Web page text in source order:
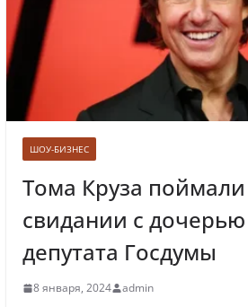
ее из новогодних
Врач назвал самые
Врачи рассказали о
которого бросили
ШОУ-БИЗНЕС
Тома Круза
свидании с дочерью
депутата Госдумы
8 января, 2024 admin